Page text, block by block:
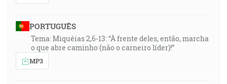
PORTUGUÊS
Tema: Miquéias 2,6-13: “À frente deles, então, marcha
o que abre caminho (não o carneiro líder)!”
MP3